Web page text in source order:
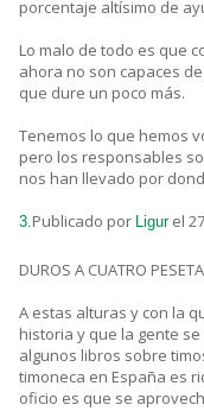
porcentaje altísimo de
Lo malo de todo es que
ahora no son capaces
que dure un poco más.
Tenemos lo que hemos
pero los responsables
nos han llevado por
3.Publicado por Ligur el
DUROS A CUATRO
A estas alturas y con la
historia y que la gente
algunos libros sobre
timoneca en España es
oficio es que se